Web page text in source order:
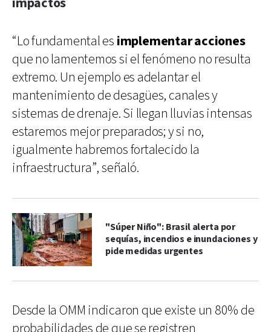
“Lo fundamental es implementar acciones
que no lamentemos si el fenómeno no resulta
extremo. Un ejemplo es adelantar el
mantenimiento de desagües, canales y
sistemas de drenaje. Si llegan lluvias intensas
estaremos mejor preparados; y si no,
igualmente habremos fortalecido la
infraestructura”, señaló.
"Súper Niño": Brasil alerta por
sequías, incendios e inundaciones y
pide medidas urgentes
Desde la OMM indicaron que existe un 80% de
probabilidades de que se registren